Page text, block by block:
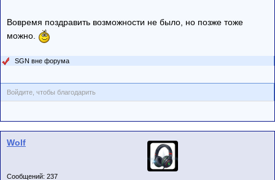
Вовремя поздравить возможности не было, но позже тоже
можно.
SGN вне форума
Войдите, чтобы благодарить
Wolf
Сообщений: 237